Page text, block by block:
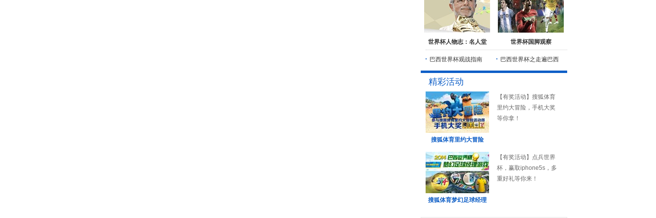
世界杯人物志：名人堂 世界杯国脚观察
巴西世界杯观战指南 巴西世界杯之走遍巴西
精彩活动
搜狐体育里约大冒险
【有奖活动】搜狐体育
里约大冒险，手机大奖
等你拿！
搜狐体育梦幻足球经理
【有奖活动】点兵世界
杯，赢取iphone5s，多
重好礼等你来！